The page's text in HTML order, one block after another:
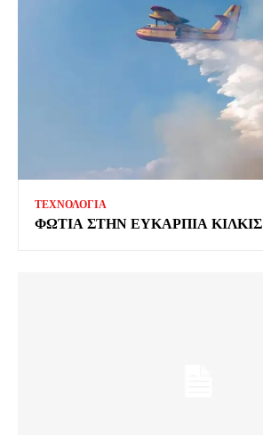
ΤΕΧΝΟΛΟΓΙΑ
ΦΩΤΙΑ ΣΤΗΝ ΕΥΚΑΡΠΙΑ ΚΙΛΚΙΣ